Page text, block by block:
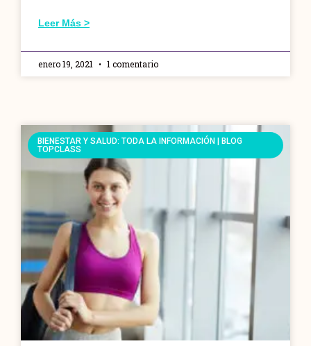
Leer Más >
enero 19, 2021 1 comentario
BIENESTAR Y SALUD: TODA LA INFORMACIÓN | BLOG
TOPCLASS